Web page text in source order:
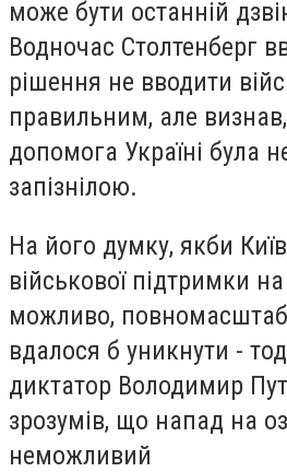
може бути останній
Водночас Столтенберг
рішення не вводити
правильним, але
допомога Україні була
запізнілою.
На його думку, якби
військової підтримки
можливо,
вдалося б уникнути -
диктатор Володимир
зрозумів, що напад на
неможливий